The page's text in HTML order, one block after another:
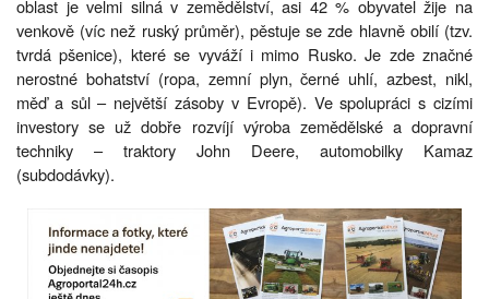
oblast je velmi silná v zemědělství, asi 42 % obyvatel žije na
venkově (víc než ruský průměr), pěstuje se zde hlavně obilí (tzv.
tvrdá pšenice), které se vyváží i mimo Rusko. Je zde značné
nerostné bohatství (ropa, zemní plyn, černé uhlí, azbest, nikl,
měď a sůl – největší zásoby v Evropě). Ve spolupráci s cizími
investory se už dobře rozvíjí výroba zemědělské a dopravní
techniky – traktory John Deere, automobilky Kamaz
(subdodávky).